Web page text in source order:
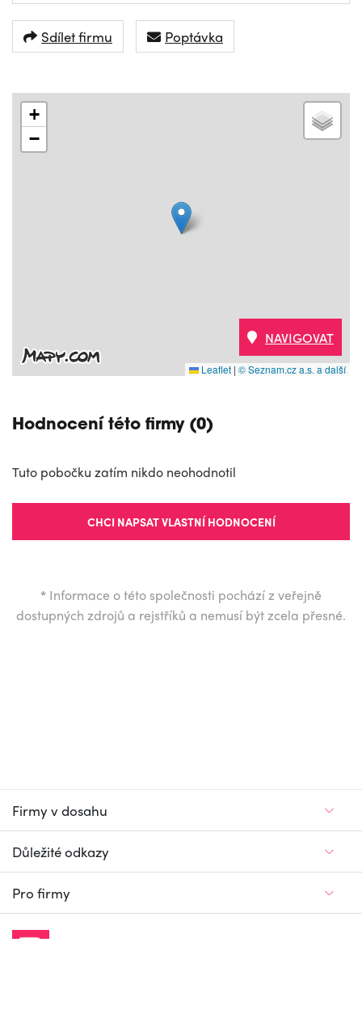
Sdílet firmu Poptávka
+
−
Leaflet | © Seznam.cz a.s. a další
NAVIGOVAT
Hodnocení této firmy (0)
Tuto pobočku zatím nikdo neohodnotil
CHCI NAPSAT VLASTNÍ HODNOCENÍ
* Informace o této společnosti pochází z veřejně
dostupných zdrojů a rejstříků a nemusí být zcela přesné.
Firmy v dosahu
Důležité odkazy
Pro firmy